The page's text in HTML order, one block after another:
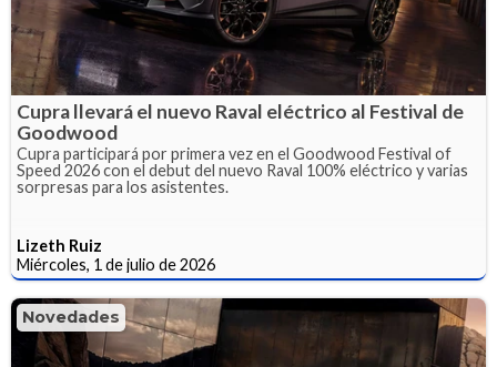
Cupra llevará el nuevo Raval eléctrico al Festival de
Goodwood
Cupra participará por primera vez en el Goodwood Festival of
Speed 2026 con el debut del nuevo Raval 100% eléctrico y varias
sorpresas para los asistentes.
Lizeth Ruiz
Miércoles, 1 de julio de 2026
Novedades